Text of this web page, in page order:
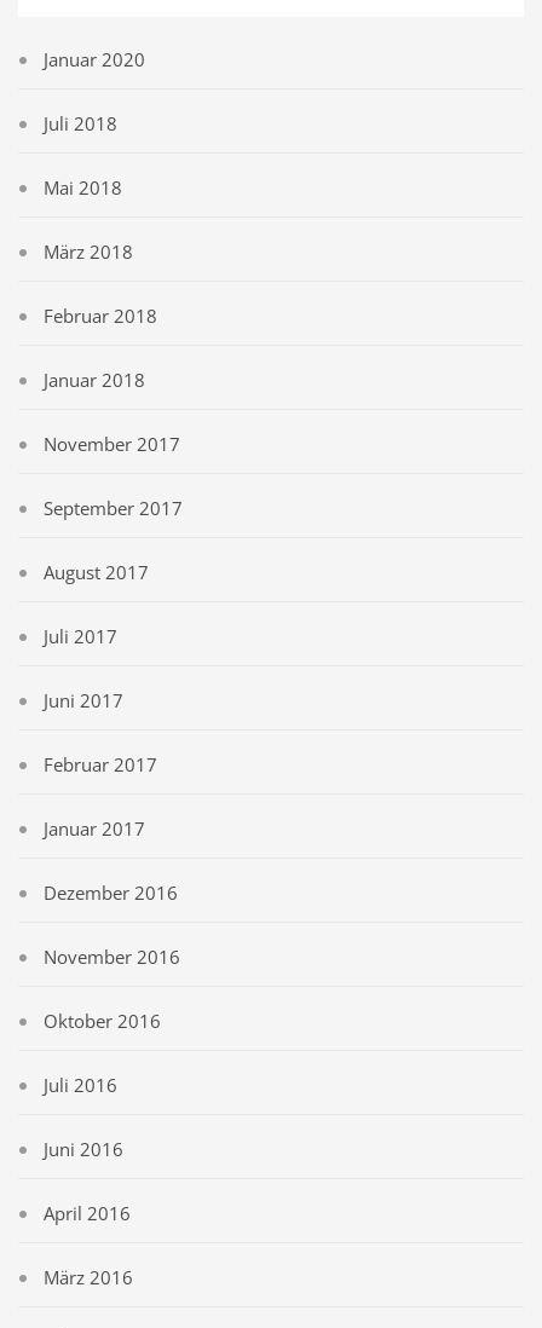
Januar 2020
Juli 2018
Mai 2018
März 2018
Februar 2018
Januar 2018
November 2017
September 2017
August 2017
Juli 2017
Juni 2017
Februar 2017
Januar 2017
Dezember 2016
November 2016
Oktober 2016
Juli 2016
Juni 2016
April 2016
März 2016